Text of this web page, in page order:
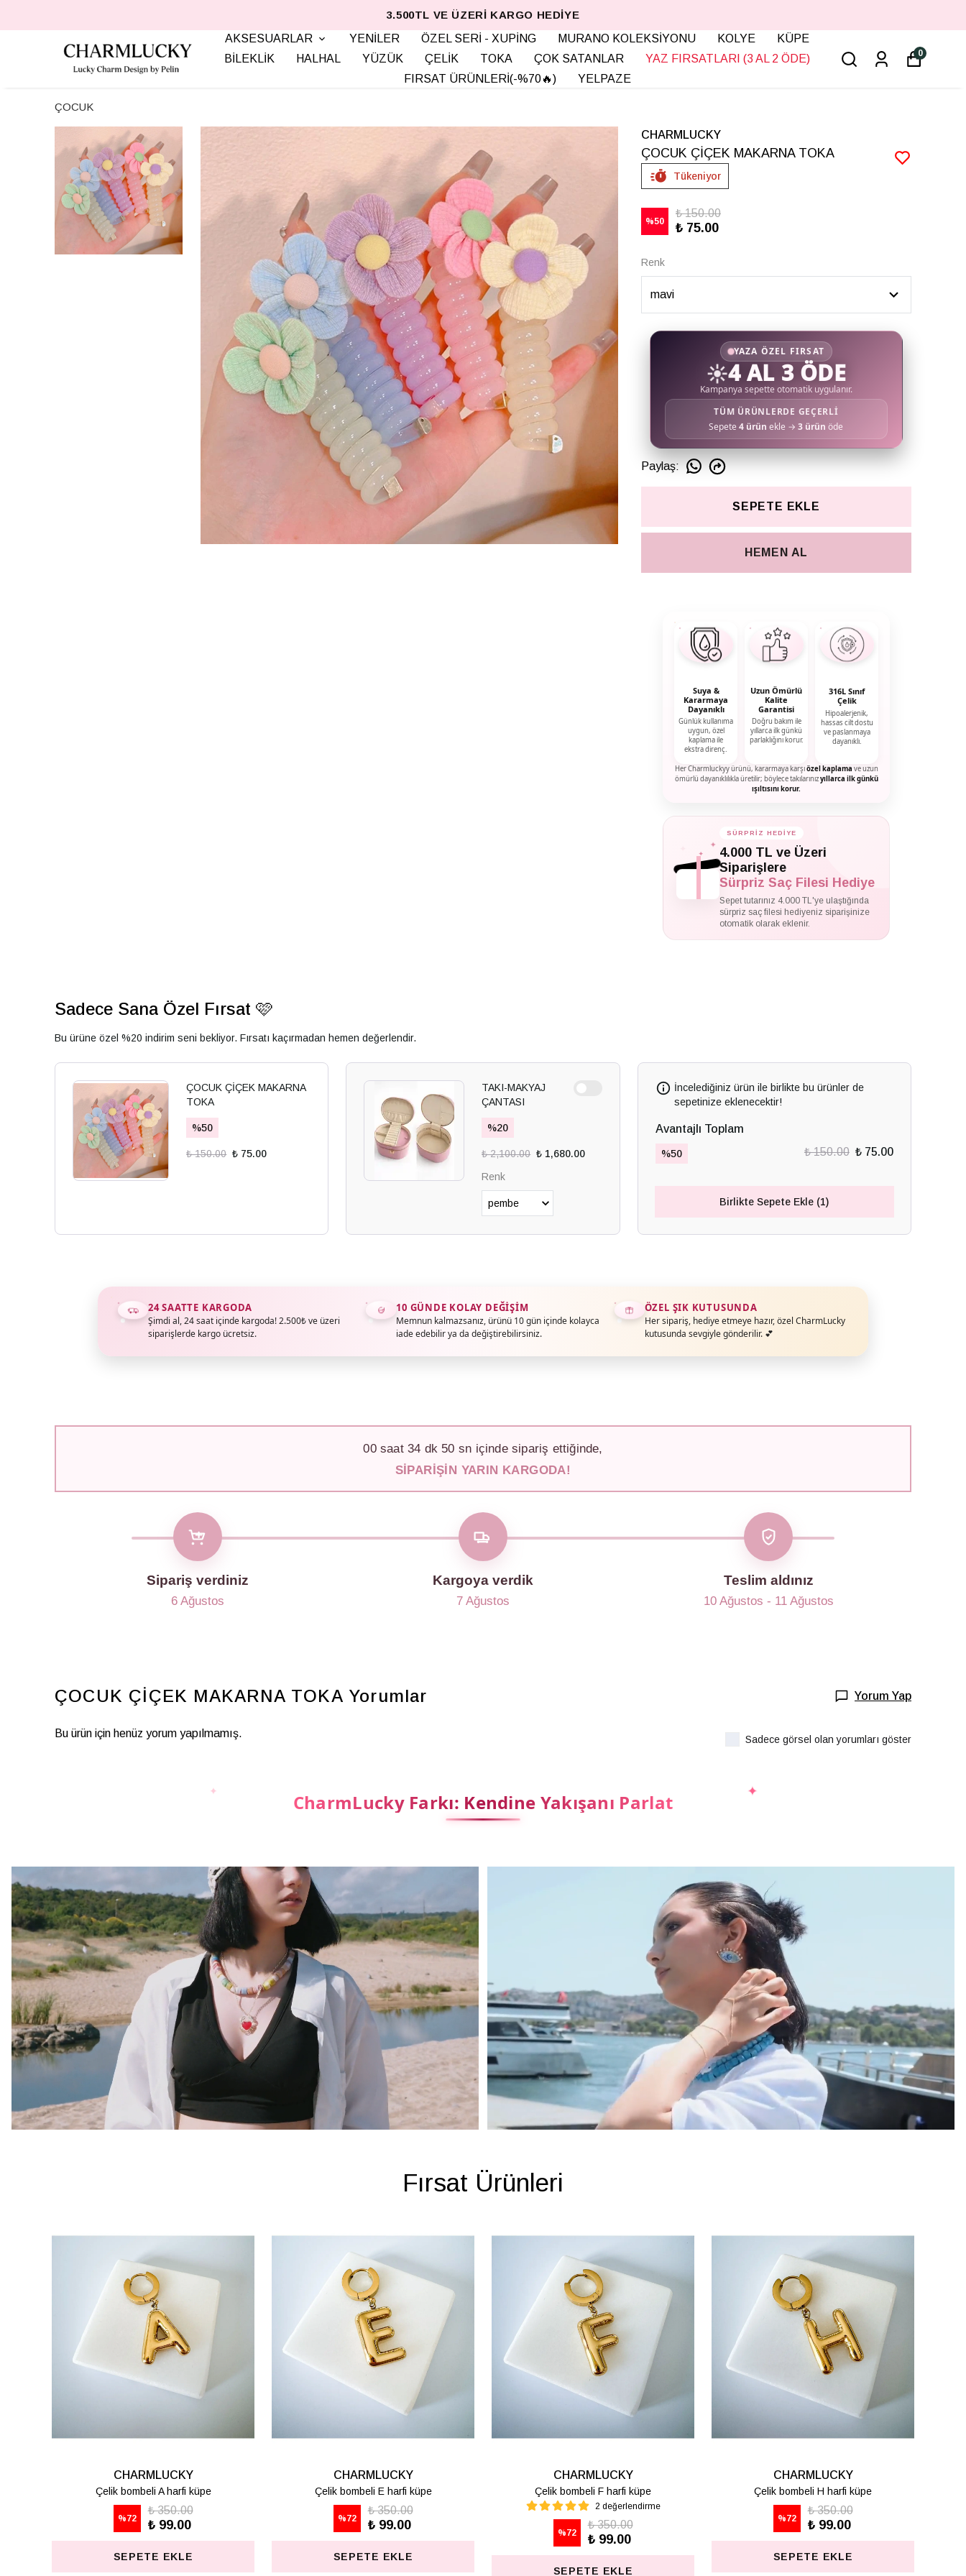
3.500TL VE ÜZERI KARGO HEDIYE
AKSESUARLAR
YENİLER ÖZEL SERİ - XUPİNG MURANO KOLEKSİYONU KOLYE
KÜPE
BİLEKLİK
HALHAL YÜZÜK ÇELİK TOKA ÇOK SATANLAR
YAZ FIRSATLARI (3 AL 2 ÖDE)
FIRSAT ÜRÜNLERİ(-%70🔥)
YELPAZE
0
ÇOCUK
CHARMLUCKY
ÇOCUK ÇİÇEK MAKARNA TOKA
Tükeniyor
%50
₺ 150.00
₺ 75.00
Renk
YAZA ÖZEL FIRSAT
☀️4 AL 3 ÖDE
Kampanya sepette otomatik uygulanır.
TÜM ÜRÜNLERDE GEÇERLİ
Sepete4 ürün ekle →3 ürün öde
Paylaş:
SEPETE EKLE
HEMEN AL
Suya &
Kararmaya
Dayanıklı
Günlük kullanıma
uygun, özel
kaplama ile
ekstra direnç.
Uzun Ömürlü
Kalite
Garantisi
Doğru bakım ile
yıllarca ilk günkü
parlaklığını korur.
316L Sınıf
Çelik
Hipoalerjenik,
hassas cilt dostu
ve paslanmaya
dayanıklı.
Her Charmluckyy ürünü, kararmaya karşıözel kaplama ve uzun
ömürlü dayanıklılıkla üretilir; böylece takılarınızyıllarca ilk günkü
ışıltısını korur.
✦
✦
SÜRPRİZ HEDİYE
4.000 TL ve Üzeri
Siparişlere
Sürpriz Saç Filesi Hediye
Sepet tutarınız 4.000 TL'ye ulaştığında
sürpriz saç filesi hediyeniz siparişinize
otomatik olarak eklenir.
Sadece Sana Özel Fırsat 🩷
Bu ürüne özel %20 indirim seni bekliyor. Fırsatı kaçırmadan hemen değerlendir.
ÇOCUK ÇİÇEK MAKARNA
TOKA
%50
₺ 150.00 ₺ 75.00
TAKI-MAKYAJ
ÇANTASI
%20
₺ 2,100.00 ₺ 1,680.00
Renk
İncelediğiniz ürün ile birlikte bu ürünler de
sepetinize eklenecektir!
Avantajlı Toplam
%50 ₺ 150.00 ₺ 75.00
Birlikte Sepete Ekle (1)
24 SAATTE KARGODA
Şimdi al, 24 saat içinde kargoda! 2.500₺ ve üzeri
siparişlerde kargo ücretsiz.
10 GÜNDE KOLAY DEĞIŞIM
Memnun kalmazsanız, ürünü 10 gün içinde kolayca
iade edebilir ya da değiştirebilirsiniz.
ÖZEL ŞIK KUTUSUNDA
Her sipariş, hediye etmeye hazır, özel CharmLucky
kutusunda sevgiyle gönderilir. 💕
00saat34 dk 47 sn içinde sipariş ettiğinde,
SIPARIŞIN YARIN KARGODA!
Sipariş verdiniz
6 Ağustos
Kargoya verdik
7 Ağustos
Teslim aldınız
10 Ağustos - 11 Ağustos
ÇOCUK ÇİÇEK MAKARNA TOKA Yorumlar Yorum Yap
Bu ürün için henüz yorum yapılmamış. Sadece görsel olan yorumları göster
CharmLucky Farkı: Kendine Yakışanı Parlat
Fırsat Ürünleri
CHARMLUCKY
Çelik bombeli K harfi küpe
%72
₺ 350.00
₺ 99.00
SEPETE EKLE
CHARMLUCKY
Çelik bombeli M harfi lüpe
1 değerlendirme
%72
₺ 350.00
₺ 99.00
SEPETE EKLE
CHARMLUCKY
Çelik bombeli S harfi küpe
%72
₺ 350.00
₺ 99.00
SEPETE EKLE
CHARMLUCKY
Çelik bombeli T harfi küpe
%72
₺ 350.00
₺ 99.00
SEPETE EKLE